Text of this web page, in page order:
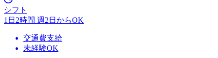
シフト
1日2時間 週2日からOK
交通費支給
未経験OK